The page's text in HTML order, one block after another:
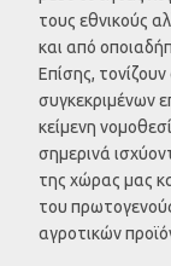
τους εθνικούς
και από
Επίσης,
συγκεκριμένων
κείμενη
σημερινά
της χώρας μας
του
αγροτικών